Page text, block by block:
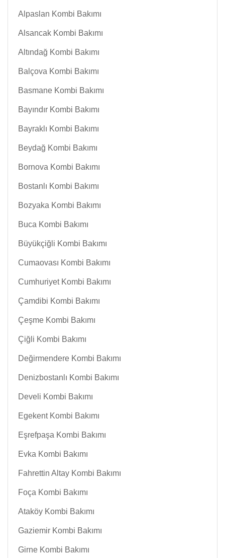
Alpaslan Kombi Bakımı
Alsancak Kombi Bakımı
Altındağ Kombi Bakımı
Balçova Kombi Bakımı
Basmane Kombi Bakımı
Bayındır Kombi Bakımı
Bayraklı Kombi Bakımı
Beydağ Kombi Bakımı
Bornova Kombi Bakımı
Bostanlı Kombi Bakımı
Bozyaka Kombi Bakımı
Buca Kombi Bakımı
Büyükçiğli Kombi Bakımı
Cumaovası Kombi Bakımı
Cumhuriyet Kombi Bakımı
Çamdibi Kombi Bakımı
Çeşme Kombi Bakımı
Çiğli Kombi Bakımı
Değirmendere Kombi Bakımı
Denizbostanlı Kombi Bakımı
Develi Kombi Bakımı
Egekent Kombi Bakımı
Eşrefpaşa Kombi Bakımı
Evka Kombi Bakımı
Fahrettin Altay Kombi Bakımı
Foça Kombi Bakımı
Ataköy Kombi Bakımı
Gaziemir Kombi Bakımı
Girne Kombi Bakımı